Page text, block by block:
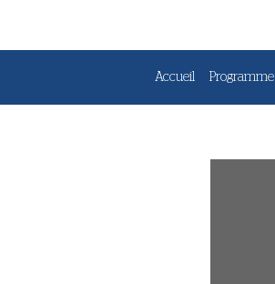
Accueil Programme